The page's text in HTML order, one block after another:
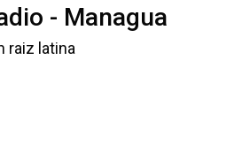
- Managua
raiz latina